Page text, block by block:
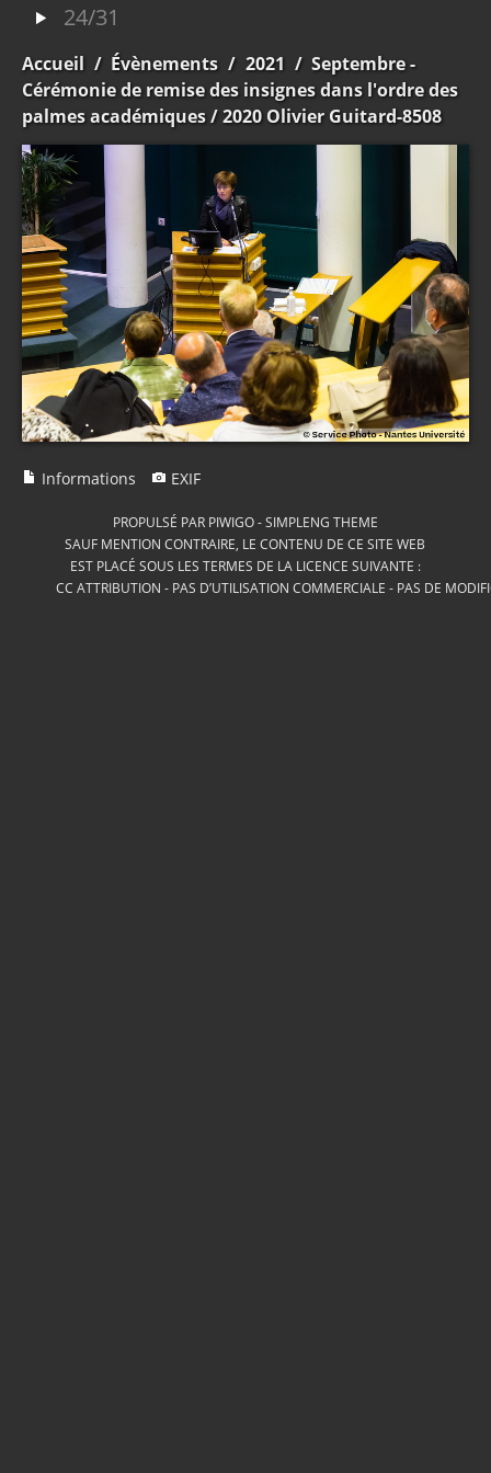
24/31
Accueil / Évènements / 2021 / Septembre -
Cérémonie de remise des insignes dans l'ordre des
palmes académiques/ 2020 Olivier Guitard-8508
Informations EXIF
PROPULSÉ PAR PIWIGO-SIMPLENG THEME
SAUF MENTION CONTRAIRE, LE CONTENU DE CE SITE WEB
EST PLACÉ SOUS LES TERMES DE LA LICENCE SUIVANTE :
CC ATTRIBUTION - PAS D’UTILISATION COMMERCIALE - PAS DE